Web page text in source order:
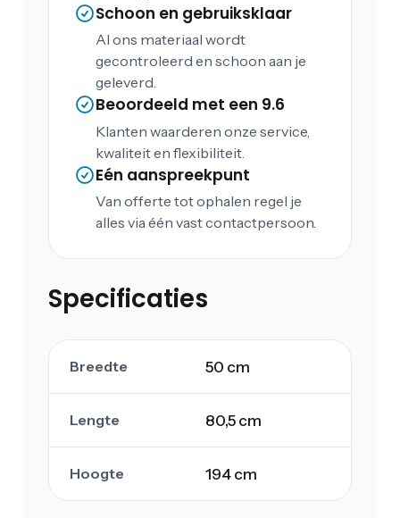
Schoon en gebruiksklaar
Al ons materiaal wordt
gecontroleerd en schoon aan je
geleverd.
Beoordeeld met een 9.6
Klanten waarderen onze service,
kwaliteit en flexibiliteit.
Eén aanspreekpunt
Van offerte tot ophalen regel je
alles via één vast contactpersoon.
Specificaties
Breedte 50 cm
Lengte 80,5 cm
Hoogte 194 cm